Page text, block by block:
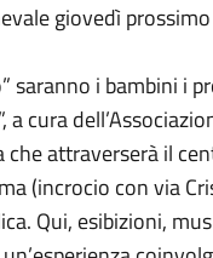
giovedì
saranno i bambini i
a cura
attraverserà il
(incrocio con via
Qui, esibizioni,